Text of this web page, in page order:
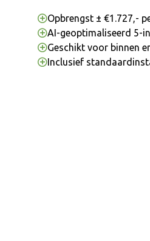
Opbrengst ± €1.727,-
AI-geoptimaliseerd 5-
Geschikt voor binnen
Inclusief